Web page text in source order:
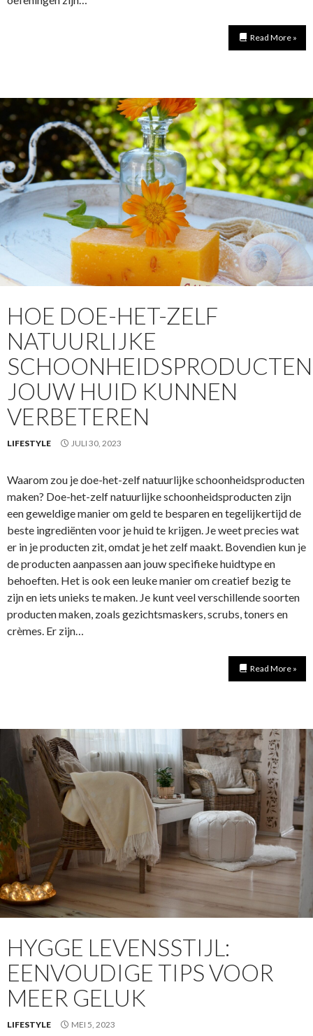
Read More »
HOE DOE-HET-ZELF
NATUURLIJKE
SCHOONHEIDSPRODUCTEN
JOUW HUID KUNNEN
VERBETEREN
LIFESTYLE JULI 30, 2023
Waarom zou je doe-het-zelf natuurlijke schoonheidsproducten
maken? Doe-het-zelf natuurlijke schoonheidsproducten zijn
een geweldige manier om geld te besparen en tegelijkertijd de
beste ingrediënten voor je huid te krijgen. Je weet precies wat
er in je producten zit, omdat je het zelf maakt. Bovendien kun je
de producten aanpassen aan jouw specifieke huidtype en
behoeften. Het is ook een leuke manier om creatief bezig te
zijn en iets unieks te maken. Je kunt veel verschillende soorten
producten maken, zoals gezichtsmaskers, scrubs, toners en
crèmes. Er zijn…
Read More »
HYGGE LEVENSSTIJL:
EENVOUDIGE TIPS VOOR
MEER GELUK
LIFESTYLE MEI 5, 2023